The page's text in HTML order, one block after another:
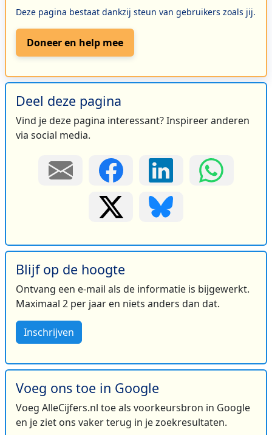
Deze pagina bestaat dankzij steun van gebruikers zoals jij.
Doneer en help mee
Deel deze pagina
Vind je deze pagina interessant? Inspireer anderen
via social media.
Blijf op de hoogte
Ontvang een e-mail als de informatie is bijgewerkt.
Maximaal 2 per jaar en niets anders dan dat.
Inschrijven
Voeg ons toe in Google
Voeg AlleCijfers.nl toe als voorkeursbron in Google
en je ziet ons vaker terug in je zoekresultaten.